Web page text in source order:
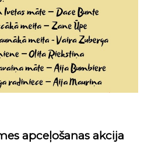
apceļošanas akcija